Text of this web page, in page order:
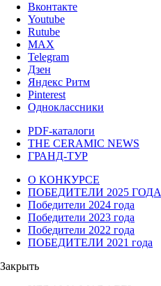
Вконтакте
Youtube
Rutube
MAX
Telegram
Дзен
Яндекс Ритм
Pinterest
Одноклассники
PDF-каталоги
THE CERAMIC NEWS
ГРАНД-ТУР
О КОНКУРСЕ
ПОБЕДИТЕЛИ 2025 ГОДА
Победители 2024 года
Победители 2023 года
Победители 2022 года
ПОБЕДИТЕЛИ 2021 года
Закрыть